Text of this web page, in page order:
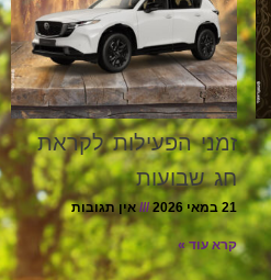
זמני הפעילות לקראת
חג שבועות
21 במאי 2026 אין תגובות
קרא עוד »